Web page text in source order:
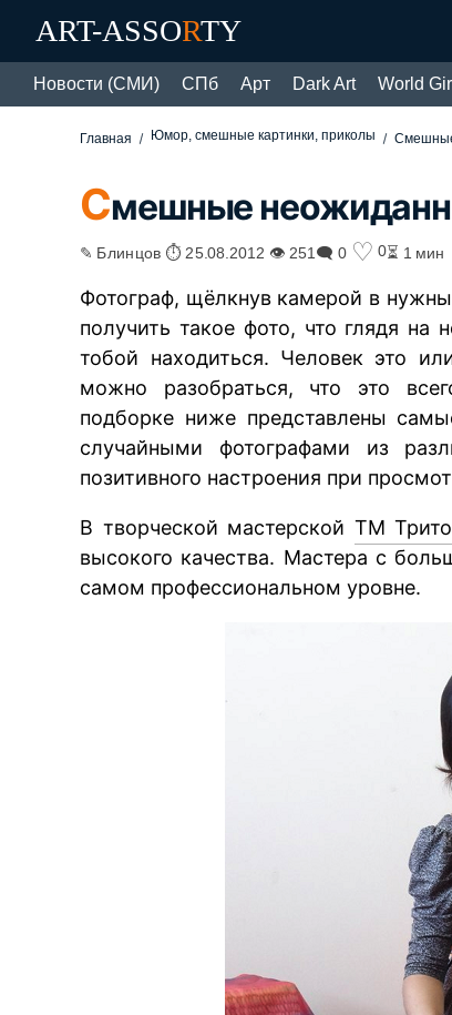
ART-ASSORTY
Новости (СМИ) СПб Арт Dark Art World
Главная Юмор, смешные картинки, приколы
Смешные
✎ Блинцов ⏱ 25.08.2012 👁 251 🗨 0 ♡ 0⏳ 1 мин
Фотограф, щёлкнув камерой в
получить такое фото, что глядя
тобой находиться. Человек это
можно разобраться, что это
подборке ниже представлены
случайными фотографами из
позитивного настроения при
В творческой мастерской ТМ
высокого качества. Мастера с
самом профессиональном уровне.